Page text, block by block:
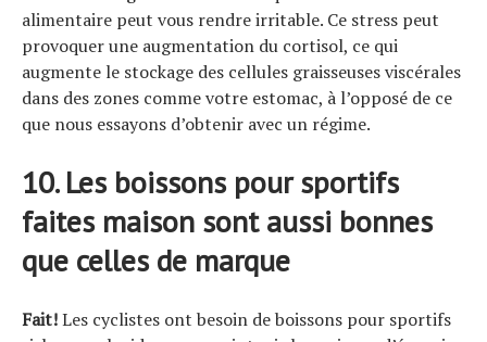
alimentaire peut vous rendre irritable. Ce stress peut
provoquer une augmentation du cortisol, ce qui
augmente le stockage des cellules graisseuses viscérales
dans des zones comme votre estomac, à l’opposé de ce
que nous essayons d’obtenir avec un régime.
10. Les boissons pour sportifs
faites maison sont aussi bonnes
que celles de marque
Fait!Les cyclistes ont besoin de boissons pour sportifs